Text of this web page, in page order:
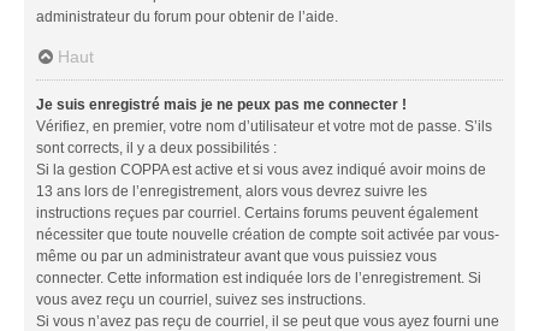
administrateur du forum pour obtenir de l’aide.
Haut
Je suis enregistré mais je ne peux pas me connecter !
Vérifiez, en premier, votre nom d’utilisateur et votre mot de passe. S’ils
sont corrects, il y a deux possibilités :
Si la gestion COPPA est active et si vous avez indiqué avoir moins de
13 ans lors de l’enregistrement, alors vous devrez suivre les
instructions reçues par courriel. Certains forums peuvent également
nécessiter que toute nouvelle création de compte soit activée par vous-
même ou par un administrateur avant que vous puissiez vous
connecter. Cette information est indiquée lors de l’enregistrement. Si
vous avez reçu un courriel, suivez ses instructions.
Si vous n’avez pas reçu de courriel, il se peut que vous ayez fourni une